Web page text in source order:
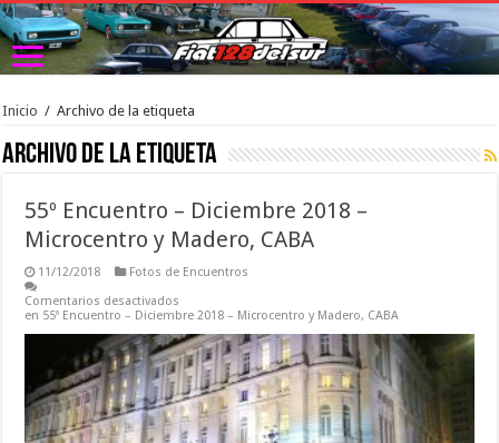
Inicio / Archivo de la etiqueta
Archivo de la etiqueta
55º Encuentro – Diciembre 2018 –
Microcentro y Madero, CABA
11/12/2018
Fotos de Encuentros
Comentarios desactivados
en 55º Encuentro – Diciembre 2018 – Microcentro y Madero, CABA